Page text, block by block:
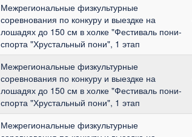
Межрегиональные физкультурные
соревнования по конкуру и выездке на
лошадях до 150 см в холке "Фестиваль пони-
спорта "Хрустальный пони", 1 этап
Межрегиональные физкультурные
соревнования по конкуру и выездке на
лошадях до 150 см в холке "Фестиваль пони-
спорта "Хрустальный пони", 1 этап
Межрегиональные физкультурные